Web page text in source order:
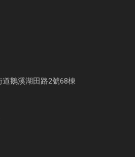
鵝溪湖田路2號68棟